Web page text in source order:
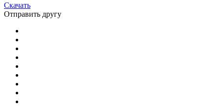
Скачать
Отправить другу